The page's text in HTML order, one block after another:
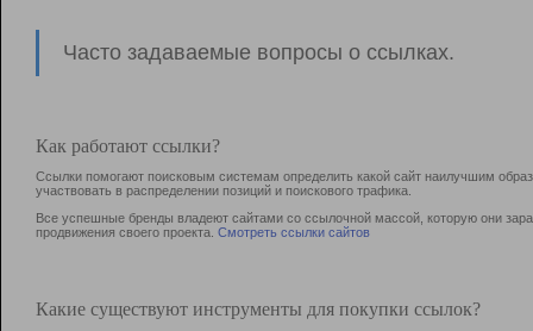
Часто задаваемые вопросы о ссылках.
Как работают ссылки?
Ссылки помогают поисковым системам определить какой сайт наилучшим
участвовать в раcпределении позиций и поискового трафика.
Все успешные бренды владеют сайтами со ссылочной массой, которую они
продвижения своего проекта. Смотреть ссылки сайтов
Какие существуют инструменты для покупки ссылок?